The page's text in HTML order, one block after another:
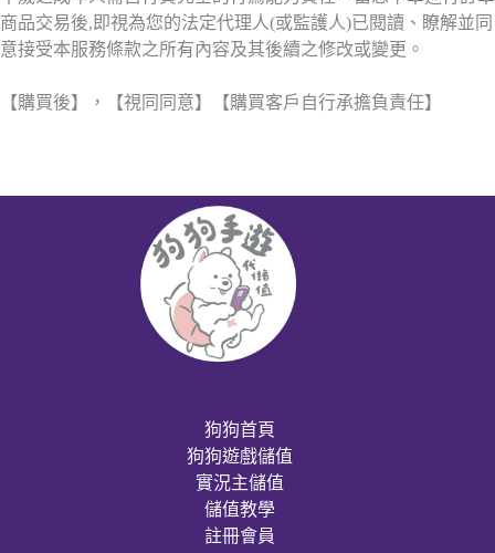
商品交易後,即視為您的法定代理人(或監護人)已閱讀、瞭解並同
意接受本服務條款之所有內容及其後續之修改或變更。
【購買後】，【視同同意】【購買客戶自行承擔負責任】
狗狗首頁
狗狗遊戲儲值
實況主儲值
儲值教學
註冊會員